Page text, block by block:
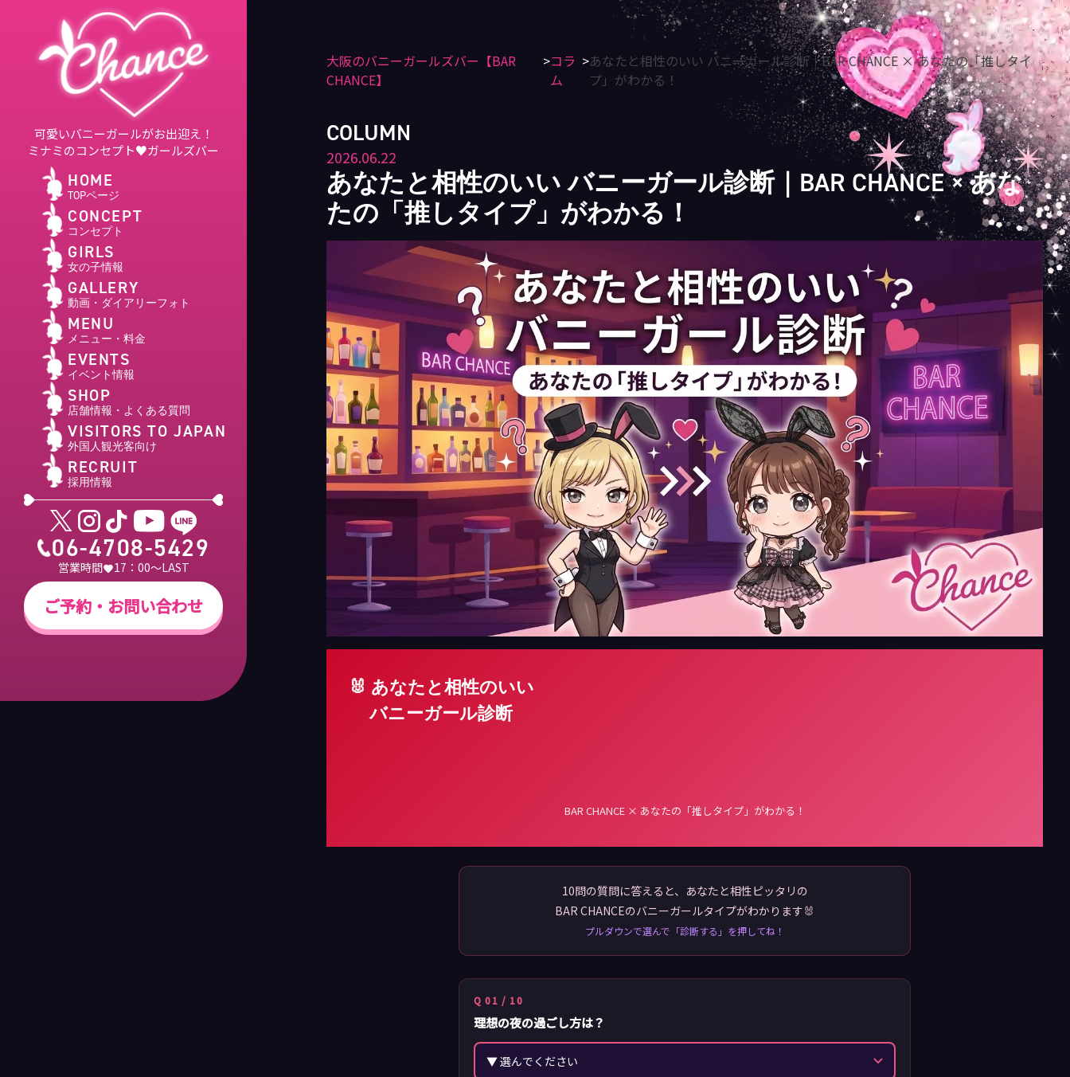
可愛いバニーガールがお出迎え！
ミナミのコンセプト♥ガールズバー
HOME
TOPページ
CONCEPT
コンセプト
GIRLS
女の子情報
GALLERY
動画・ダイアリーフォト
MENU
メニュー・料金
EVENTS
イベント情報
SHOP
店舗情報・よくある質問
VISITORS TO JAPAN
外国人観光客向け
RECRUIT
採用情報
06-4708-5429
営業時間 17：00～LAST
ご予約・お問い合わせ
大阪のバニーガールズバー【BAR
CHANCE】
コラ
ム
あなたと相性のいい バニーガール診断｜BAR CHANCE × あなたの「推しタイ
プ」がわかる！
COLUMN
2026.06.22
あなたと相性のいい バニーガール診断｜BAR CHANCE × あな
たの「推しタイプ」がわかる！
🐰 あなたと相性のいい
バニーガール診断
BAR CHANCE × あなたの「推しタイプ」がわかる！
10問の質問に答えると、あなたと相性ピッタリの
BAR CHANCEのバニーガールタイプがわかります🐰
プルダウンで選んで「診断する」を押してね！
Q 01 / 10
理想の夜の過ごし方は？